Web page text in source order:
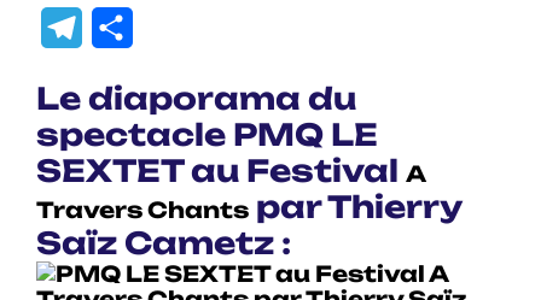
Link
Telegram
Le diaporama du
spectacle PMQ LE
SEXTET au Festival A
Travers Chants par Thierry
Saïz Cametz :